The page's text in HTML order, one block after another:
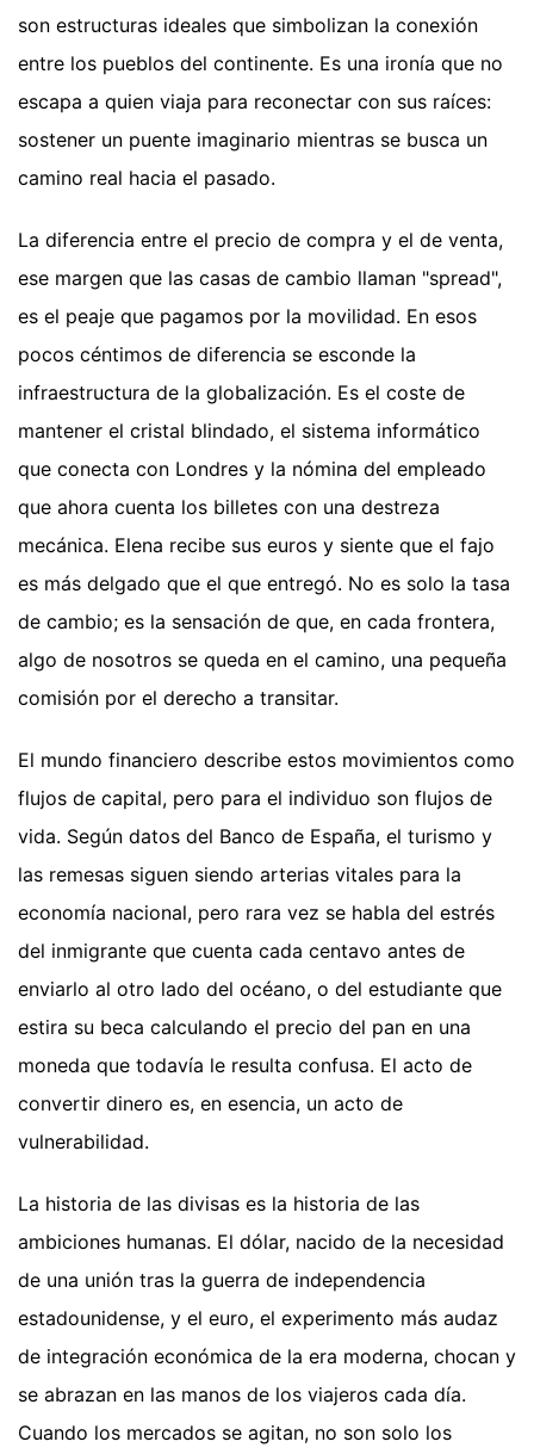
son estructuras ideales que simbolizan la conexión
entre los pueblos del continente. Es una ironía que no
escapa a quien viaja para reconectar con sus raíces:
sostener un puente imaginario mientras se busca un
camino real hacia el pasado.
La diferencia entre el precio de compra y el de venta,
ese margen que las casas de cambio llaman "spread",
es el peaje que pagamos por la movilidad. En esos
pocos céntimos de diferencia se esconde la
infraestructura de la globalización. Es el coste de
mantener el cristal blindado, el sistema informático
que conecta con Londres y la nómina del empleado
que ahora cuenta los billetes con una destreza
mecánica. Elena recibe sus euros y siente que el fajo
es más delgado que el que entregó. No es solo la tasa
de cambio; es la sensación de que, en cada frontera,
algo de nosotros se queda en el camino, una pequeña
comisión por el derecho a transitar.
El mundo financiero describe estos movimientos como
flujos de capital, pero para el individuo son flujos de
vida. Según datos del Banco de España, el turismo y
las remesas siguen siendo arterias vitales para la
economía nacional, pero rara vez se habla del estrés
del inmigrante que cuenta cada centavo antes de
enviarlo al otro lado del océano, o del estudiante que
estira su beca calculando el precio del pan en una
moneda que todavía le resulta confusa. El acto de
convertir dinero es, en esencia, un acto de
vulnerabilidad.
La historia de las divisas es la historia de las
ambiciones humanas. El dólar, nacido de la necesidad
de una unión tras la guerra de independencia
estadounidense, y el euro, el experimento más audaz
de integración económica de la era moderna, chocan y
se abrazan en las manos de los viajeros cada día.
Cuando los mercados se agitan, no son solo los